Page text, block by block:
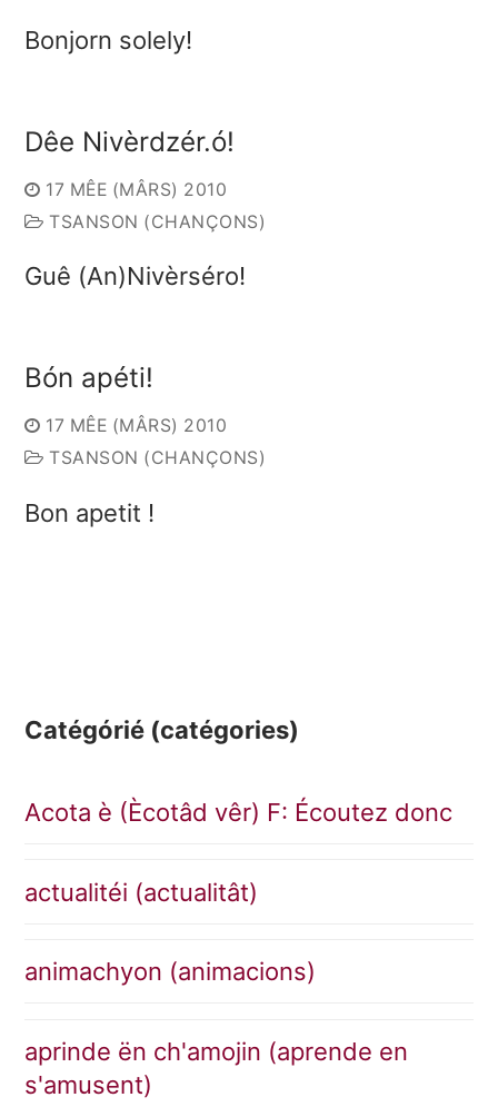
Bonjorn solely!
Dêe Nivèrdzér.ó!
17 MÊE (MÂRS) 2010
TSANSON (CHANÇONS)
Guê (An)Nivèrséro!
Bón apéti!
17 MÊE (MÂRS) 2010
TSANSON (CHANÇONS)
Bon apetit !
Catégórié (catégories)
Acota è (Ècotâd vêr) F: Écoutez donc
actualitéi (actualitât)
animachyon (animacions)
aprinde ën ch'amojin (aprende en
s'amusent)